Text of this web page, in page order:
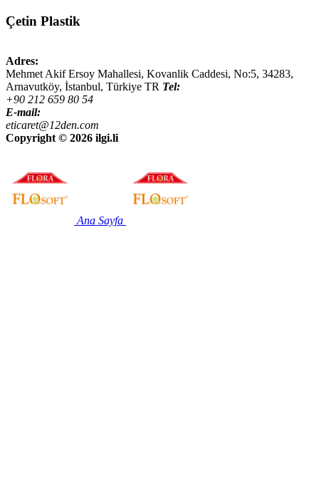
Çetin Plastik
Adres:
Mehmet Akif Ersoy Mahallesi, Kovanlik Caddesi, No:5, 34283,
Arnavutköy, İstanbul, Türkiye TR Tel:
+90 212 659 80 54
E-mail:
eticaret@12den.com
Copyright © 2026 ilgi.li
Ana Sayfa